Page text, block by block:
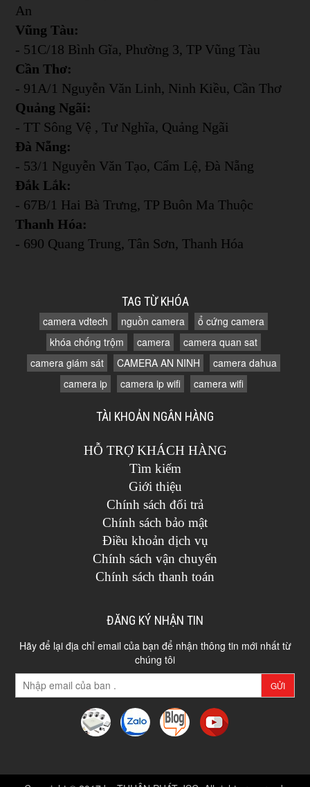
An
Vũng Tàu:
- 51C/18 Bình Gĩa, Phường 3, TP Vũng Tàu
Cần Thơ:
- 91A/1 Nguyễn Văn Linh, Ninh Kiều, Cần Thơ
Quảng Ngãi:
- TT Sông Vệ , Tư Nghĩa, Quảng Ngãi
Đà Nẵng:
- 53/1 Nguyễn Văn Tạo, Cẩm Lệ, Đà Nẵng
Đắk Lắk:
- 67B/1 Hai Bà Trưng, TP Buôn Ma Thuộc
Thanh Hóa:
- 690 Quang Trung, Tân Sơn, Thanh Hóa
TAG TỪ KHÓA
camera vdtech nguồn camera
ổ cứng camera
khóa chống trộm
camera
camera quan sat
camera giám sát
CAMERA AN NINH
camera dahua
camera ip
camera ip wifi camera wifi
TÀI KHOẢN NGÂN HÀNG
HỖ TRỢ KHÁCH HÀNG
Tìm kiếm
Giới thiệu
Chính sách đổi trả
Chính sách bảo mật
Điều khoản dịch vụ
Chính sách vận chuyển
Chính sách thanh toán
ĐĂNG KÝ NHẬN TIN
Hãy để lại địa chỉ email của bạn để nhận thông tin mới nhất từ
chúng tôi
GỬI